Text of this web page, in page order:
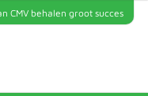
CMV behalen groot succes